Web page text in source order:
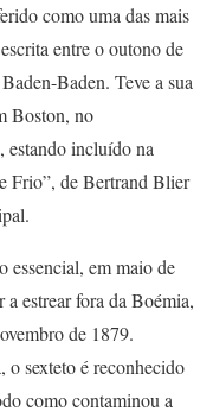
como uma das mais
entre o outono de
Baden. Teve a sua
Boston, no
estando incluído na
Frio”, de Bertrand Blier
em maio de
estrear fora da Boémia,
de 1879.
sexteto é reconhecido
como contaminou a